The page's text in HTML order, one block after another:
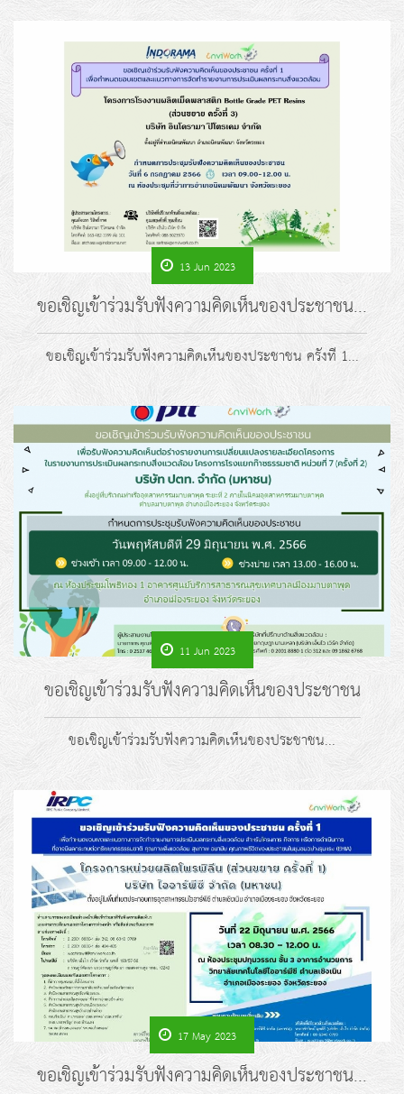
13 Jun 2023
ขอเชิญเข้าร่วมรับฟังความคิดเห็นของประชาชน...
ขอเชิญเข้าร่วมรับฟังความคิดเห็นของประชาชน ครั้งที่ 1...
11 Jun 2023
ขอเชิญเข้าร่วมรับฟังความคิดเห็นของประชาชน
ขอเชิญเข้าร่วมรับฟังความคิดเห็นของประชาชน...
17 May 2023
ขอเชิญเข้าร่วมรับฟังความคิดเห็นของประชาชน...